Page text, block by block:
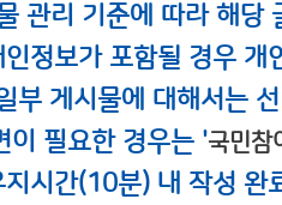
관리 기준에 따라 해당
정보가 포함될 경우
부 게시물에 대해서는
필요한 경우는 '국민참
지시간(10분) 내 작성 완